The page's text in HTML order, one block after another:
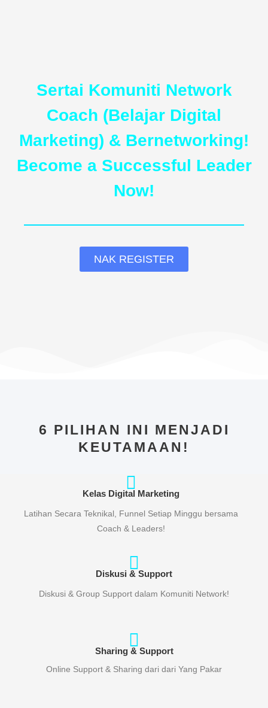
Sertai Komuniti Network
Coach (Belajar Digital
Marketing) & Bernetworking!
Become a Successful Leader
Now!
NAK REGISTER
6 PILIHAN INI MENJADI
KEUTAMAAN!
Kelas Digital Marketing
Latihan Secara Teknikal, Funnel Setiap Minggu bersama
Coach & Leaders!
Diskusi & Support
Diskusi & Group Support dalam Komuniti Network!
Sharing & Support
Online Support & Sharing dari dari Yang Pakar